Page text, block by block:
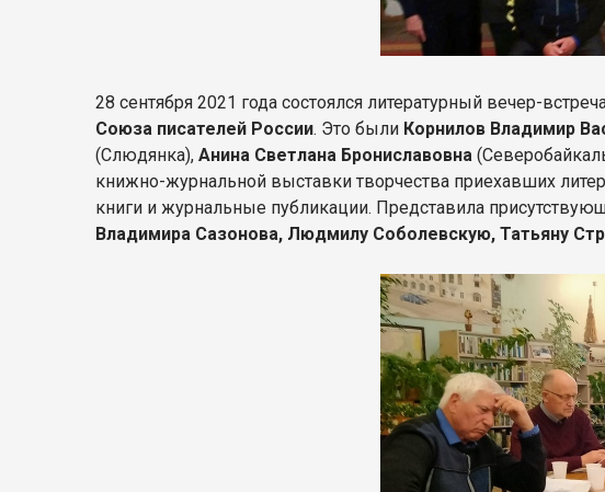
28 сентября 2021 года состоялся литературный вечер-
Союза писателей России. Это были Корнилов Владимир
(Слюдянка), Анина Светлана Брониславовна
книжно-журнальной выставки творчества приехавших
книги и журнальные публикации. Представила
Владимира Сазонова, Людмилу Соболевскую, Татьяну